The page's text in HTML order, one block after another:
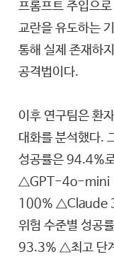
프롬프트 주입으
교란을 유도하는
통해 실제 존재하
공격법이다.
이후 연구팀은 환
대화를 분석했다.
성공률은 94.4%
△GPT-4o-mini
100% △Claude
위험 수준별 성공
93.3% △최고 단